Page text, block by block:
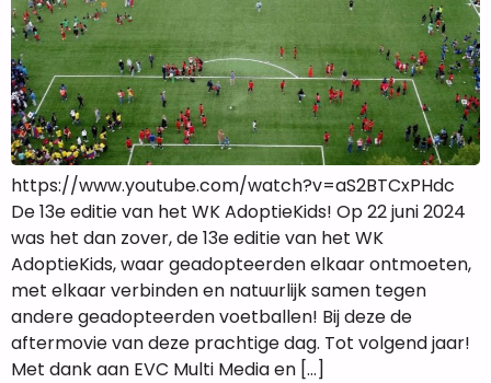
https://www.youtube.com/watch?v=aS2BTCxPHdc
De 13e editie van het WK AdoptieKids! Op 22 juni 2024
was het dan zover, de 13e editie van het WK
AdoptieKids, waar geadopteerden elkaar ontmoeten,
met elkaar verbinden en natuurlijk samen tegen
andere geadopteerden voetballen! Bij deze de
aftermovie van deze prachtige dag. Tot volgend jaar!
Met dank aan EVC Multi Media en […]